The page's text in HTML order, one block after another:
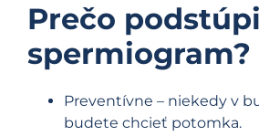
Prečo
spermiogram?
Preventívne – niekedy v
budete chcieť potomka.